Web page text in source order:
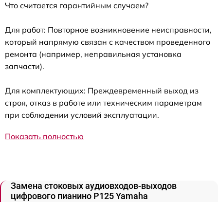
Что считается гарантийным случаем?
Для работ: Повторное возникновение неисправности,
который напрямую связан с качеством проведенного
ремонта (например, неправильная установка
запчасти).
Для комплектующих: Преждевременный выход из
строя, отказ в работе или техническим параметрам
при соблюдении условий эксплуатации.
Показать полностью
Замена стоковых аудиовходов-выходов
цифрового пианино P125 Yamaha